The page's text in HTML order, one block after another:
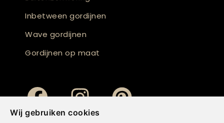
Wij gebruiken cookies
Inbetween gordijnen
Wave gordijnen
Gordijnen op maat